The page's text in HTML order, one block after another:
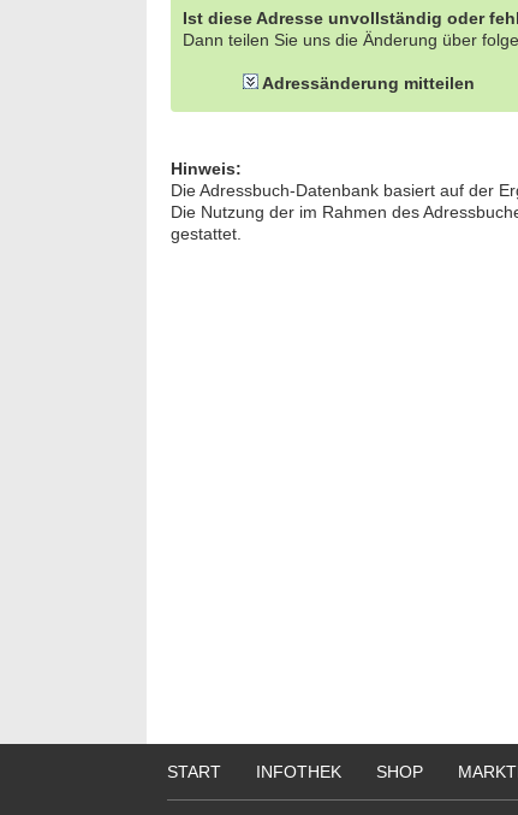
Ist diese Adresse unvollständig oder
Dann teilen Sie uns die Änderung über
Adressänderung mitteilen
Hinweis:
Die Adressbuch-Datenbank basiert auf der
Die Nutzung der im Rahmen des
gestattet.
START INFOTHEK SHOP